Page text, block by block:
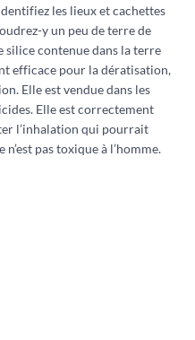
les lieux et cachettes
y un peu de terre de
silice contenue dans la terre
efficace pour la dératisation,
Elle est vendue dans les
Elle est correctement
l’inhalation qui pourrait
pas toxique à l’homme.